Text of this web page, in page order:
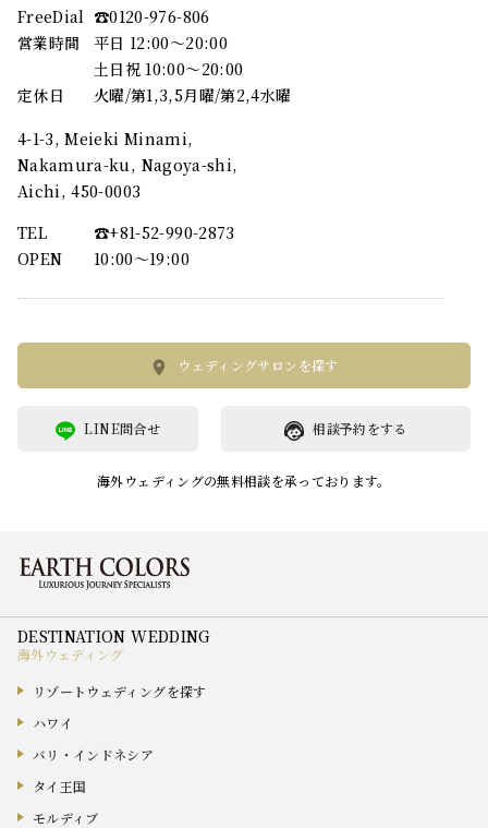
FreeDial ☎︎0120-976-806
営業時間
平日 12:00～20:00
土日祝 10:00～20:00
定休日
火曜/第1,3,5月曜/第2,4水曜
4-1-3, Meieki Minami,
Nakamura-ku, Nagoya-shi,
Aichi, 450-0003
TEL
☎︎+81-52-990-2873
OPEN
10:00〜19:00
ウェディングサロンを探す
相談予約をする
LINE問合せ
海外ウェディングの無料相談を承っております。
海外ウェディング
リゾートウェディングを探す
ハワイ
バリ・インドネシア
タイ王国
モルディブ